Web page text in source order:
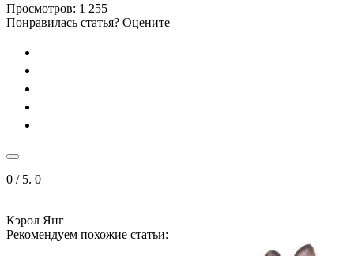
Просмотров: 1 255
Понравилась статья? Оцените
0 / 5. 0
Кэрол Янг
Рекомендуем похожие статьи: